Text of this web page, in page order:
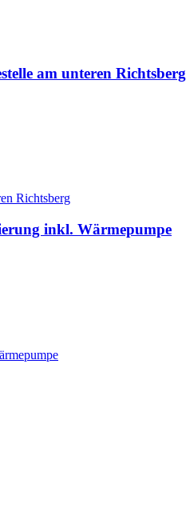
am unteren Richtsberg
Richtsberg
inkl. Wärmepumpe